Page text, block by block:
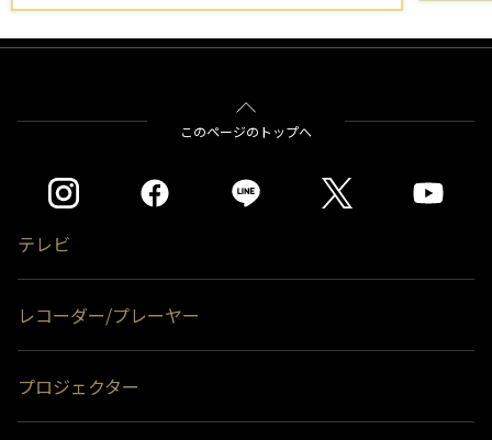
このページのトップへ
テレビ
レコーダー/プレーヤー
プロジェクター